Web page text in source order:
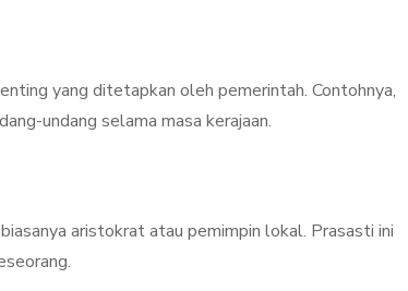
yang ditetapkan oleh pemerintah. Contohnya,
undang selama masa kerajaan.
aristokrat atau pemimpin lokal. Prasasti ini